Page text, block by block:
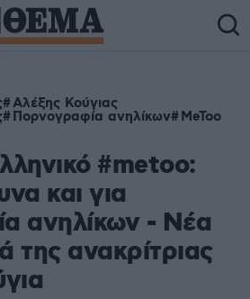
Αλέξης Κούγιας
Πορνογραφία ανηλίκων MeToo
#metoo:
και για
ανηλίκων - Νέα
της ανακρίτριας